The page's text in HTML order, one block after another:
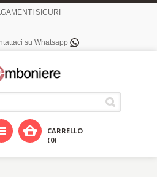
SICURI
su Whatsapp
CARRELLO
(0)